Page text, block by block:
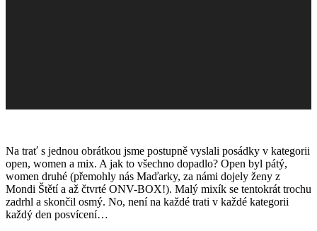
Na trať s jednou obrátkou jsme postupně vyslali posádky v kategorii
open, women a mix. A jak to všechno dopadlo? Open byl pátý,
women druhé (přemohly nás Maďarky, za námi dojely ženy z
Mondi Štětí a až čtvrté ONV-BOX!). Malý mixík se tentokrát trochu
zadrhl a skončil osmý. No, není na každé trati v každé kategorii
každý den posvícení…